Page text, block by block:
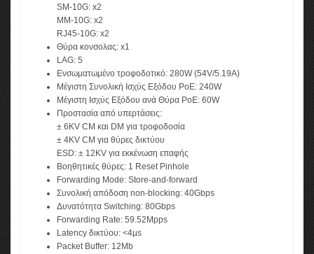
SM-10G: x2
MM-10G: x2
RJ45-10G: x2
Θύρα κονσολας: x1
LAG: 5
Ενσωματωμένο τροφοδοτικό: 280W (54V/5.19A)
Μέγιστη Συνολική Ισχύς Εξόδου PoE: 240W
Μέγιστη Ισχύς Εξόδου ανά Θύρα PoE: 60W
Προστασία από υπερτάσεις:
± 6KV CM και DM για τροφοδοσία
± 4KV CM για θύρες δικτύου
ESD: ± 12KV για εκκένωση επαφής
Βοηθητικές θύρες: 1 Reset Pinhole
Forwarding Mode: Store-and-forward
Συνολική απόδοση non-blocking: 40Gbps
Δυνατότητα Switching: 80Gbps
Forwarding Rate: 59.52Mpps
Latency δικτύου: <4µs
Packet Buffer: 12Mb